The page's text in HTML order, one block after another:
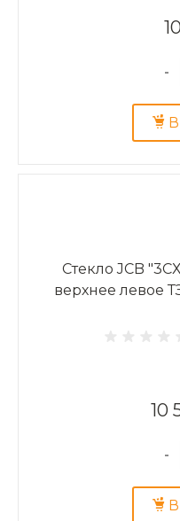
-
Стекло JCB
верхнее левое
10
-